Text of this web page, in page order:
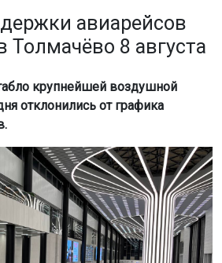
авиарейсов
Толмачёво 8 августа
крупнейшей воздушной
отклонились от графика